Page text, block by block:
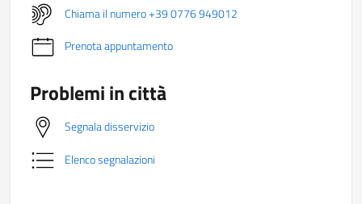
Chiama il numero +39 0776 949012
Prenota appuntamento
Problemi in città
Segnala disservizio
Elenco segnalazioni